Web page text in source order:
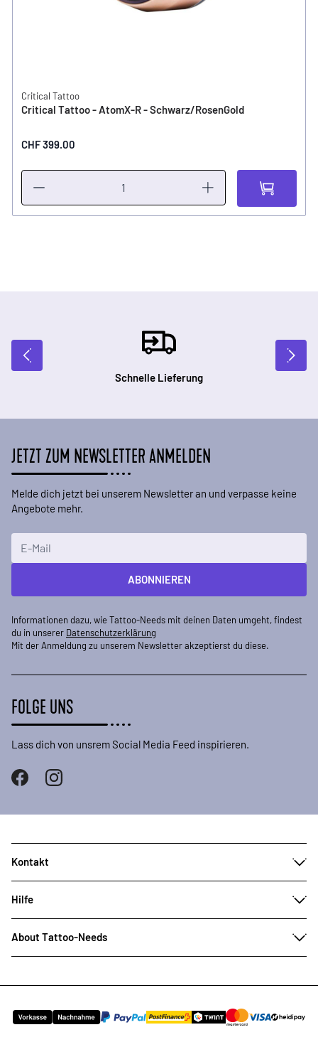
Critical Tattoo
Critical Tattoo - AtomX-R - Schwarz/RosenGold
CHF 399.00
Schnelle Lieferung
JETZT ZUM NEWSLETTER ANMELDEN
Melde dich jetzt bei unserem Newsletter an und verpasse keine
Angebote mehr.
ABONNIEREN
Informationen dazu, wie Tattoo-Needs mit deinen Daten umgeht, findest
du in unserer Datenschutzerklärung
Mit der Anmeldung zu unserem Newsletter akzeptierst du diese.
FOLGE UNS
Lass dich von unsrem Social Media Feed inspirieren.
Kontakt
Hilfe
About Tattoo-Needs